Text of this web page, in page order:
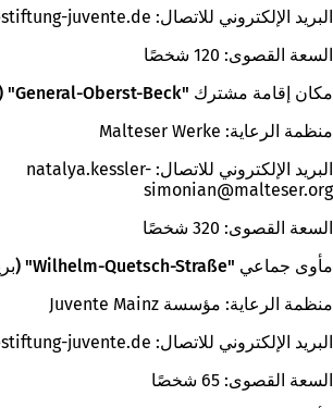
البريد الإلكتروني للاتصال:
stiftung-juvente de
السعة القصوى: 120 شخصًا
مكان إقامة مشترك "General-Oberst-Beck" (أوبرشتات)
منظمة الرعاية: Malteser Werke
البريد الإلكتروني للاتصال: natalya.kessler-
simonian
malteser org
السعة القصوى: 320 شخصًا
مأوى جماعي "Wilhelm-Quetsch-Straße" (بريتزينهايم)
منظمة الرعاية: مؤسسة Juvente Mainz
البريد الإلكتروني للاتصال:
stiftung-juvente de
السعة القصوى: 65 شخصًا